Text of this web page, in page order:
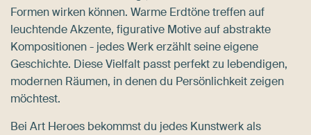
Formen wirken können. Warme Erdtöne treffen auf
leuchtende Akzente, figurative Motive auf abstrakte
Kompositionen - jedes Werk erzählt seine eigene
Geschichte. Diese Vielfalt passt perfekt zu lebendigen,
modernen Räumen, in denen du Persönlichkeit zeigen
möchtest.
Bei Art Heroes bekommst du jedes Kunstwerk als